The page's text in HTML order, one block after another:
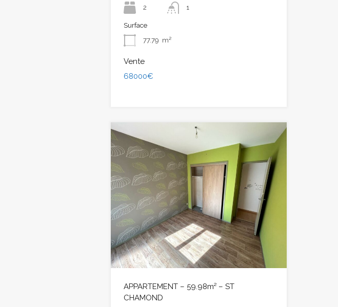
2
1
Surface
77.79 m²
Vente
68000€
APPARTEMENT – 59.98m² – ST
CHAMOND